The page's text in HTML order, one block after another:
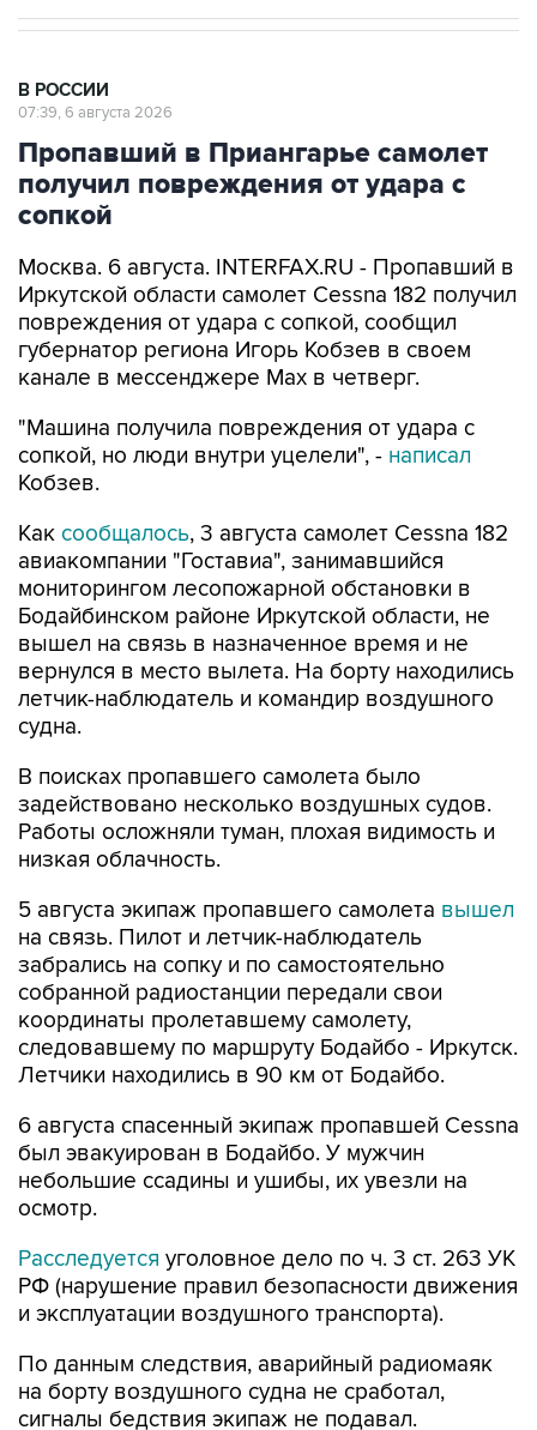
В РОССИИ
07:39, 6 августа 2026
Пропавший в Приангарье самолет
получил повреждения от удара с
сопкой
Москва. 6 августа. INTERFAX.RU - Пропавший в
Иркутской области самолет Cessna 182 получил
повреждения от удара с сопкой, сообщил
губернатор региона Игорь Кобзев в своем
канале в мессенджере Мах в четверг.
"Машина получила повреждения от удара с
сопкой, но люди внутри уцелели", - написал
Кобзев.
Как сообщалось, 3 августа самолет Cessna 182
авиакомпании "Гоставиа", занимавшийся
мониторингом лесопожарной обстановки в
Бодайбинском районе Иркутской области, не
вышел на связь в назначенное время и не
вернулся в место вылета. На борту находились
летчик-наблюдатель и командир воздушного
судна.
В поисках пропавшего самолета было
задействовано несколько воздушных судов.
Работы осложняли туман, плохая видимость и
низкая облачность.
5 августа экипаж пропавшего самолета вышел
на связь. Пилот и летчик-наблюдатель
забрались на сопку и по самостоятельно
собранной радиостанции передали свои
координаты пролетавшему самолету,
следовавшему по маршруту Бодайбо - Иркутск.
Летчики находились в 90 км от Бодайбо.
6 августа спасенный экипаж пропавшей Cessna
был эвакуирован в Бодайбо. У мужчин
небольшие ссадины и ушибы, их увезли на
осмотр.
Расследуется уголовное дело по ч. 3 ст. 263 УК
РФ (нарушение правил безопасности движения
и эксплуатации воздушного транспорта).
По данным следствия, аварийный радиомаяк
на борту воздушного судна не сработал,
сигналы бедствия экипаж не подавал.